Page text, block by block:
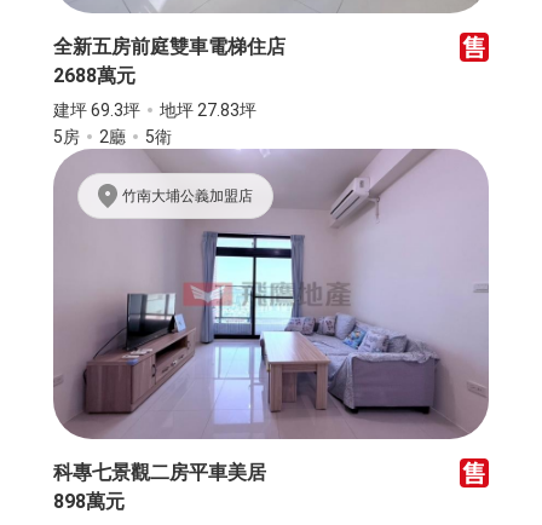
全新五房前庭雙車電梯住店
2688萬元
建坪 69.3坪
地坪 27.83坪
5房
2廳 5衛
竹南大埔公義加盟店
科專七景觀二房平車美居
898萬元